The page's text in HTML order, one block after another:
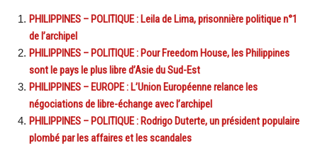
PHILIPPINES – POLITIQUE : Leila de Lima, prisonnière politique n°1
de l’archipel
PHILIPPINES – POLITIQUE : Pour Freedom House, les Philippines
sont le pays le plus libre d’Asie du Sud-Est
PHILIPPINES – EUROPE : L’Union Européenne relance les
négociations de libre-échange avec l’archipel
PHILIPPINES – POLITIQUE : Rodrigo Duterte, un président populaire
plombé par les affaires et les scandales